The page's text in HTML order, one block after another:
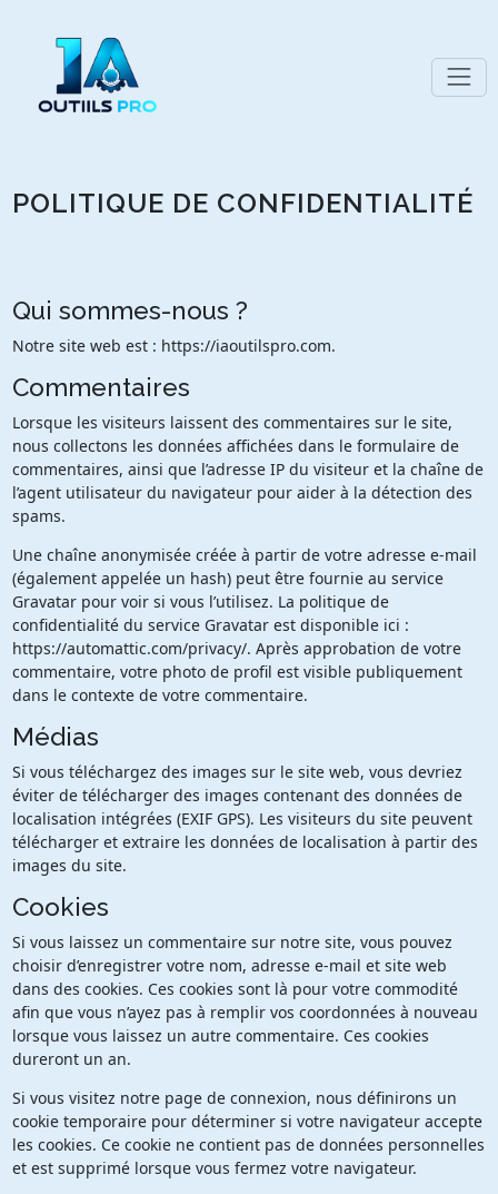
POLITIQUE DE CONFIDENTIALITÉ
Qui sommes-nous ?
Notre site web est : https://iaoutilspro.com.
Commentaires
Lorsque les visiteurs laissent des commentaires sur le site,
nous collectons les données affichées dans le formulaire de
commentaires, ainsi que l’adresse IP du visiteur et la chaîne de
l’agent utilisateur du navigateur pour aider à la détection des
spams.
Une chaîne anonymisée créée à partir de votre adresse e-mail
(également appelée un hash) peut être fournie au service
Gravatar pour voir si vous l’utilisez. La politique de
confidentialité du service Gravatar est disponible ici :
https://automattic.com/privacy/. Après approbation de votre
commentaire, votre photo de profil est visible publiquement
dans le contexte de votre commentaire.
Médias
Si vous téléchargez des images sur le site web, vous devriez
éviter de télécharger des images contenant des données de
localisation intégrées (EXIF GPS). Les visiteurs du site peuvent
télécharger et extraire les données de localisation à partir des
images du site.
Cookies
Si vous laissez un commentaire sur notre site, vous pouvez
choisir d’enregistrer votre nom, adresse e-mail et site web
dans des cookies. Ces cookies sont là pour votre commodité
afin que vous n’ayez pas à remplir vos coordonnées à nouveau
lorsque vous laissez un autre commentaire. Ces cookies
dureront un an.
Si vous visitez notre page de connexion, nous définirons un
cookie temporaire pour déterminer si votre navigateur accepte
les cookies. Ce cookie ne contient pas de données personnelles
et est supprimé lorsque vous fermez votre navigateur.